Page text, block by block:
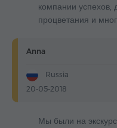
компании успехов,
процветания и
Anna
Russia
20-05-2018
Мы были на